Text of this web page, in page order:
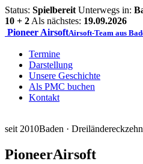
Status: Spielbereit Unterwegs in:
10 + 2 Als nächstes: 19.09.2026
Pioneer AirsoftAirsoft-Team aus
Termine
Darstellung
Unsere Geschichte
Als PMC buchen
Kontakt
seit 2010Baden · Dreiländereck
PioneerAirsoft